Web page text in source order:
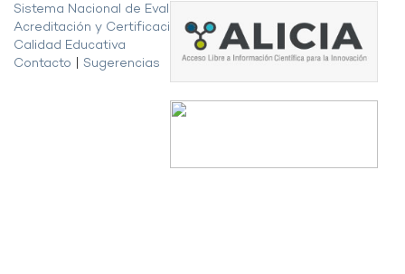
Sistema Nacional de Evaluación,
Acreditación y Certificación de la
Calidad Educativa
Contacto
Sugerencias